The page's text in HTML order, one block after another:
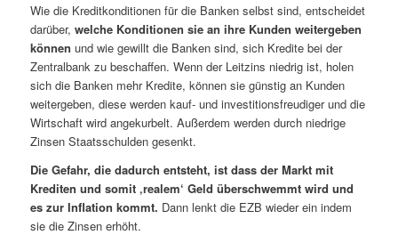
Wie die Kreditkonditionen für die Banken selbst sind, entscheidet
darüber, welche Konditionen sie an ihre Kunden weitergeben
können und wie gewillt die Banken sind, sich Kredite bei der
Zentralbank zu beschaffen. Wenn der Leitzins niedrig ist, holen
sich die Banken mehr Kredite, können sie günstig an Kunden
weitergeben, diese werden kauf- und investitionsfreudiger und die
Wirtschaft wird angekurbelt. Außerdem werden durch niedrige
Zinsen Staatsschulden gesenkt.
Die Gefahr, die dadurch entsteht, ist dass der Markt mit
Krediten und somit ‚realem‘ Geld überschwemmt wird und
es zur Inflation kommt. Dann lenkt die EZB wieder ein indem
sie die Zinsen erhöht.